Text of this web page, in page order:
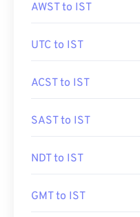
AWST to IST
UTC to IST
ACST to IST
SAST to IST
NDT to IST
GMT to IST